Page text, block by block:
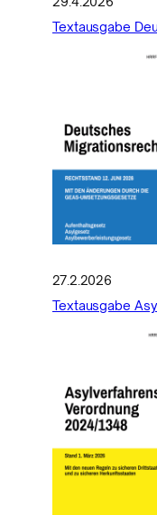
Textausgabe
27.2.2026
Textausgabe